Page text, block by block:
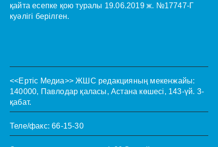
қайта есепке қою туралы 19.06.2019 ж. №17747-Г
куәлігі берілген.
<<Ертіс Медиа>> ЖШС редакцияның мекенжайы:
140000, Павлодар қаласы, Астана көшесі, 143-үй. 3-
қабат.
Теле/факс: 66-15-30